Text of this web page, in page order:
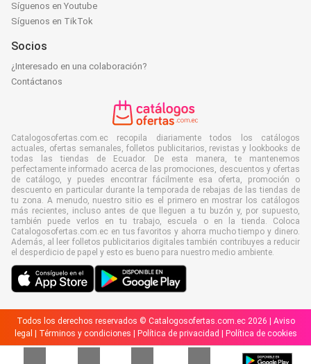
Síguenos en Youtube
Síguenos en TikTok
Socios
¿Interesado en una colaboración?
Contáctanos
Catalogosofertas.com.ec recopila diariamente todos los catálogos
actuales, ofertas semanales, folletos publicitarios, revistas y lookbooks de
todas las tiendas de Ecuador. De esta manera, te mantenemos
perfectamente informado acerca de las promociones, descuentos y ofertas
de catálogo, y puedes encontrar fácilmente esa oferta, promoción o
descuento en particular durante la temporada de rebajas de las tiendas de
tu zona. A menudo, nuestro sitio es el primero en mostrar los catálogos
más recientes, incluso antes de que lleguen a tu buzón y, por supuesto,
también puede verlos en tu trabajo, escuela o en la tienda. Coloca
Catalogosofertas.com.ec en tus favoritos y ahorra mucho tiempo y dinero.
Además, al leer folletos publicitarios digitales también contribuyes a reducir
el desperdicio de papel y esto es bueno para nuestro medio ambiente.
Todos los derechos reservados © Catalogosofertas.com.ec 2026 | Aviso
legal
Términos y condiciones Política de privacidad Política de cookies